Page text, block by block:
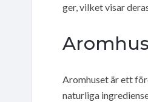
ger, vilket visar
Aromhuset är ett
naturliga